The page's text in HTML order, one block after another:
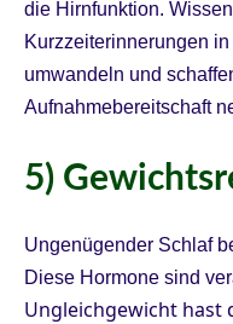
die Hirnfunktion.
Kurzzeiterinnerungen
umwandeln und
Aufnahmebereitschaft
5)
Ungenügender Schlaf
Diese Hormone sind
Ungleichgewicht hast